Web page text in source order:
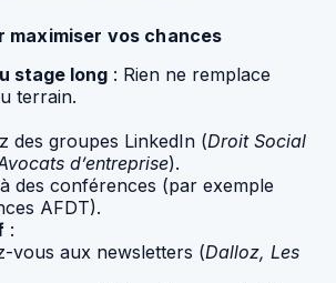
maximiser vos chances
stage long : Rien ne remplace
terrain.
des groupes LinkedIn (Droit Social
d’entreprise).
des conférences (par exemple
AFDT).
:
vous aux newsletters (Dalloz, Les